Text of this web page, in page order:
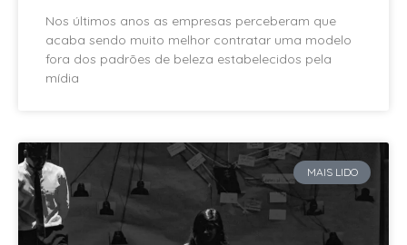
Nos últimos anos as empresas perceberam que
acaba sendo muito melhor contratar uma modelo
fora dos padrões de beleza estabelecidos pela
mídia
MAIS LIDO